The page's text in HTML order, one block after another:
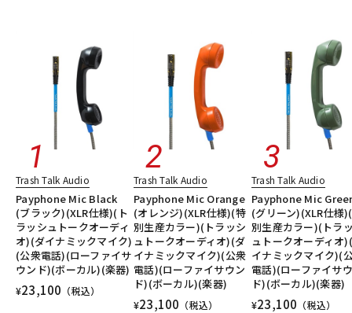
Trash Talk Audio
Payphone Mic Black
(ブラック)(XLR仕様)(ト
ラッシュトークオーディ
オ)(ダイナミックマイク)
(公衆電話)(ローファイサ
ウンド)(ボーカル)(楽器)
¥23,100 （税込）
Trash Talk Audio
Payphone Mic Orange
(オレンジ)(XLR仕様)(特
別生産カラー)(トラッシ
ュトークオーディオ)(ダ
イナミックマイク)(公衆
電話)(ローファイサウン
ド)(ボーカル)(楽器)
¥23,100 （税込）
Trash Talk Audio
Payphone Mic
(グリーン)(XLR仕様
別生産カラー)(トラ
ュトークオーディオ
イナミックマイク)(
電話)(ローファイサ
ド)(ボーカル)(楽器)
¥23,100 （税込）